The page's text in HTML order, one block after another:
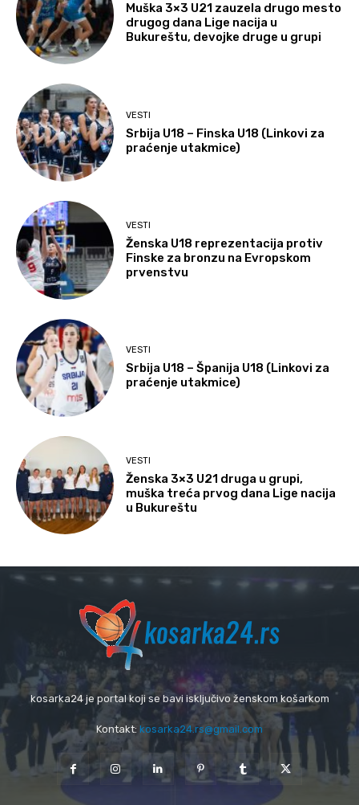
Muška 3×3 U21 zauzela drugo mesto
drugog dana Lige nacija u
Bukureštu, devojke druge u grupi
VESTI
Srbija U18 – Finska U18 (Linkovi za
praćenje utakmice)
VESTI
Ženska U18 reprezentacija protiv
Finske za bronzu na Evropskom
prvenstvu
VESTI
Srbija U18 – Španija U18 (Linkovi za
praćenje utakmice)
VESTI
Ženska 3×3 U21 druga u grupi,
muška treća prvog dana Lige nacija
u Bukureštu
kosarka24 je portal koji se bavi isključivo ženskom košarkom
Kontakt: kosarka24.rs@gmail.com